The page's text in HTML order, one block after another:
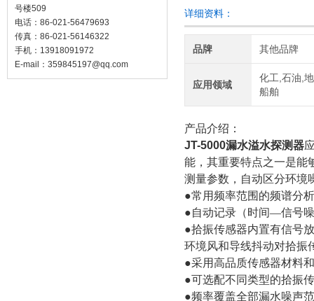
号楼509
电话：86-021-56479693
传真：86-021-56146322
手机：13918091972
E-mail： 359845197@qq.com
详细资料：
品牌 其他品牌
应用领域
化工,石油,
船舶
产品介绍：
JT-5000漏水溢水探测器
能，其重要特点之一是能
测量参数，自动区分环境
●常用频率范围的频谱分
●自动记录（时间—信号
●拾振传感器内置有信号
环境风和导线抖动对拾振
●采用高品质传感器材料
●可选配不同类型的拾振
●频率覆盖全部漏水噪声